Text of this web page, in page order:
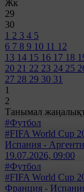
Жк
29
30
1 2 3 4 5
6 7 8 9 10 11 12
13 14 15 16 17 18
20 21 22 23 24 25
27 28 29 30 31
1
2
Танымал
#Футбол
#FIFA World Cup
Испания -
19.07.2026, 09:00
#Футбол
#FIFA World Cup
Франция -